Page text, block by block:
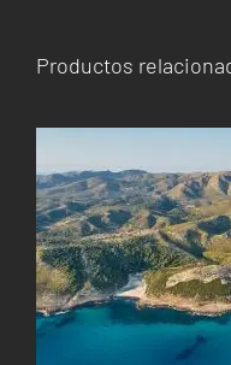
Productos
SELECCIONAR